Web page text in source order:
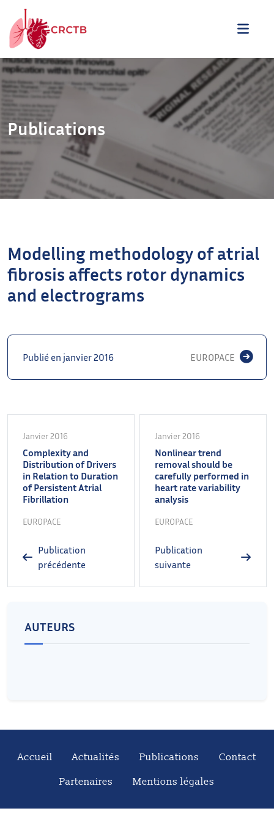
Aller au contenu
Publications
Modelling methodology of atrial
fibrosis affects rotor dynamics
and electrograms
Publié en janvier 2016 EUROPACE
Janvier 2016
Complexity and
Distribution of Drivers
in Relation to Duration
of Persistent Atrial
Fibrillation
EUROPACE
Publication
précédente
Janvier 2016
Nonlinear trend
removal should be
carefully performed in
heart rate variability
analysis
EUROPACE
Publication
suivante
AUTEURS
Accueil Actualités Publications
Contact
Partenaires
Mentions légales